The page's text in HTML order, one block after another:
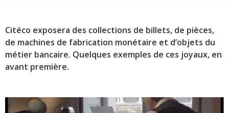
Citéco exposera des collections de billets, de pièces,
de machines de fabrication monétaire et d’objets du
métier bancaire. Quelques exemples de ces joyaux, en
avant première.